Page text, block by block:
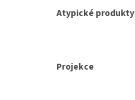
Atypické produkty
Projekce